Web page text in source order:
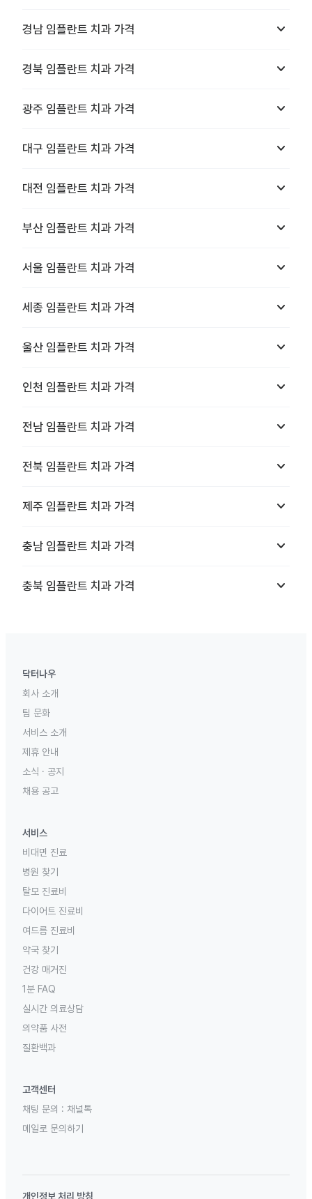
경남 임플란트 치과 가격 keyboard_arrow_down
경북 임플란트 치과 가격 keyboard_arrow_down
광주 임플란트 치과 가격 keyboard_arrow_down
대구 임플란트 치과 가격 keyboard_arrow_down
대전 임플란트 치과 가격 keyboard_arrow_down
부산 임플란트 치과 가격 keyboard_arrow_down
서울 임플란트 치과 가격 keyboard_arrow_down
세종 임플란트 치과 가격 keyboard_arrow_down
울산 임플란트 치과 가격 keyboard_arrow_down
인천 임플란트 치과 가격 keyboard_arrow_down
전남 임플란트 치과 가격 keyboard_arrow_down
전북 임플란트 치과 가격 keyboard_arrow_down
제주 임플란트 치과 가격 keyboard_arrow_down
충남 임플란트 치과 가격 keyboard_arrow_down
충북 임플란트 치과 가격 keyboard_arrow_down
닥터나우
회사 소개
팀 문화
서비스 소개
제휴 안내
소식 · 공지
채용 공고
서비스
비대면 진료
병원 찾기
탈모 진료비
다이어트 진료비
여드름 진료비
약국 찾기
건강 매거진
1분 FAQ
실시간 의료상담
의약품 사전
질환백과
고객센터
채팅 문의 : 채널톡
메일로 문의하기
개인정보 처리 방침